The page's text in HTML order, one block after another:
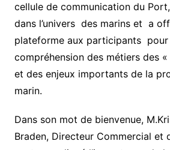
cellule de communication du
dans l’univers des marins et a
plateforme aux participants pour
compréhension des métiers des
et des enjeux importants de la
marin.
Dans son mot de bienvenue,
Braden, Directeur Commercial et